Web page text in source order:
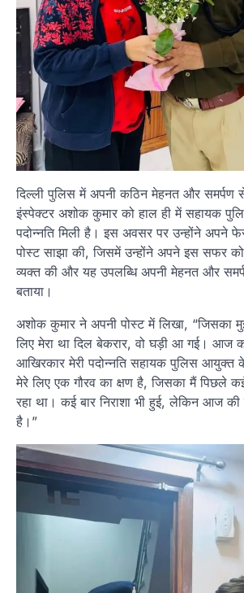
दिल्ली पुलिस में अपनी कठिन मेहनत और समर्पण
इंस्पेक्टर अशोक कुमार को हाल ही में सहायक
पदोन्नति मिली है। इस अवसर पर उन्होंने
पोस्ट साझा की, जिसमें उन्होंने अपने इस सफर
व्यक्त की और यह उपलब्धि अपनी मेहनत और
बताया।
अशोक कुमार ने अपनी पोस्ट में लिखा, “जिसका
लिए मेरा था दिल बेकरार, वो घड़ी आ गई। आज
आखिरकार मेरी पदोन्नति सहायक पुलिस आयुक्त
मेरे लिए एक गौरव का क्षण है, जिसका मैं पिछले
रहा था। कई बार निराशा भी हुई, लेकिन आज की
है।”